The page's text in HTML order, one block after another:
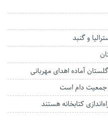
و گنبد
آماده اهدای مهربانی
جمعیت دام است